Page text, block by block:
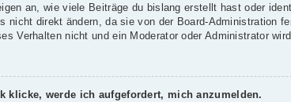
an, wie viele Beiträge du bislang erstellt hast oder
nicht direkt ändern, da sie von der Board-Administration
Verhalten nicht und ein Moderator oder Administrator
klicke, werde ich aufgefordert, mich anzumelden.